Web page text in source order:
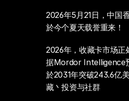
2026年5月21日，中
於今个夏天载誉重来！
2026年，收藏卡市场
据Mordor Intelligence
於2031年突破243.6亿
藏丶投资与社群